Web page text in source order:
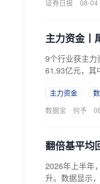
证券日报
08-04
主力资金丨
9个行业获主力
61.93亿元，其
主力资金
数据宝
何予
翻倍基平均
2026年上半年
升。数据显示